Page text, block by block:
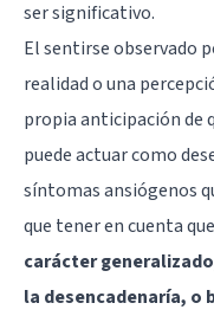
ser significativo.
El sentirse observado
realidad o una
propia anticipación de
puede actuar como
síntomas ansiógenos
que tener en cuenta
carácter
la desencadenaría, o